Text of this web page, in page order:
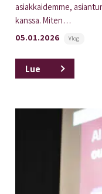
asiakkaidemme,
kanssa. Miten…
05.01.2026
Vlog
Lue